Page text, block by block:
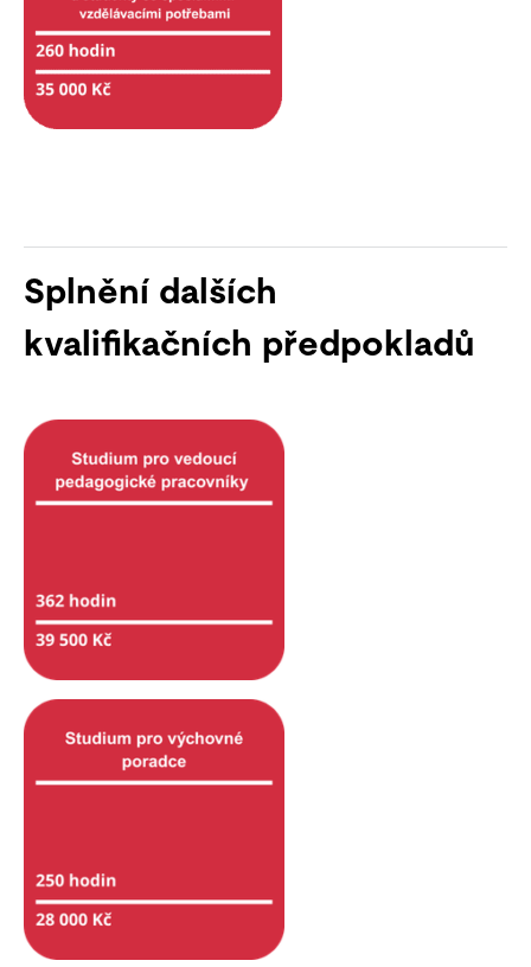
Splnění dalších
kvalifikačních předpokladů